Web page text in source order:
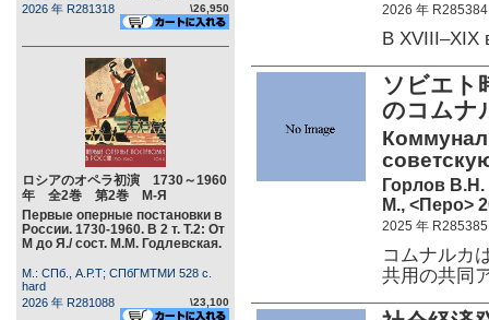
2026 年 R281318
\26,950
ロシアのオペラ初演 1730～1960
年 全2巻 第2巻 М-Я
Первые оперные постановки в
России. 1730-1960. В 2 т. Т.2: От
М до Я./ сост. М.М. Годлевская.
М.: СПб., А.Р.Т; СПбГМТМИ 528 c.
hard
2026 年 R281088
\23,100
2026 年 R285384
В XVIII–XIX
ソビエト
のコムナ
Горлов В.Н.
М., <Перо>
2025 年 R285385
コムナルカ
共用の共同